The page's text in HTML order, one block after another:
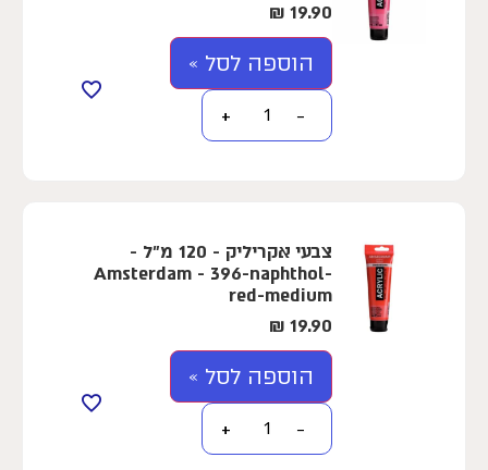
19.90
₪
הוספה לסל »
−
+
צבעי אקריליק - 120 מ"ל -
Amsterdam - 396-naphthol-
red-medium
19.90
₪
הוספה לסל »
−
+